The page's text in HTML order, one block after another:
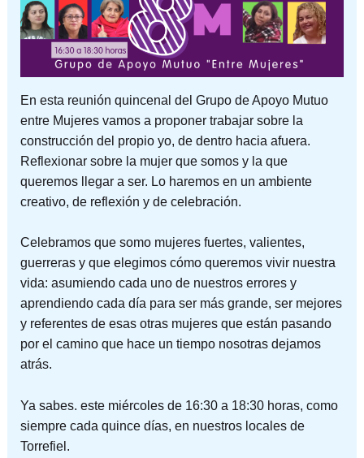
En esta reunión quincenal del Grupo de Apoyo Mutuo
entre Mujeres vamos a proponer trabajar sobre la
construcción del propio yo, de dentro hacia afuera.
Reflexionar sobre la mujer que somos y la que
queremos llegar a ser. Lo haremos en un ambiente
creativo, de reflexión y de celebración.
Celebramos que somo mujeres fuertes, valientes,
guerreras y que elegimos cómo queremos vivir nuestra
vida: asumiendo cada uno de nuestros errores y
aprendiendo cada día para ser más grande, ser mejores
y referentes de esas otras mujeres que están pasando
por el camino que hace un tiempo nosotras dejamos
atrás.
Ya sabes. este miércoles de 16:30 a 18:30 horas, como
siempre cada quince días, en nuestros locales de
Torrefiel.